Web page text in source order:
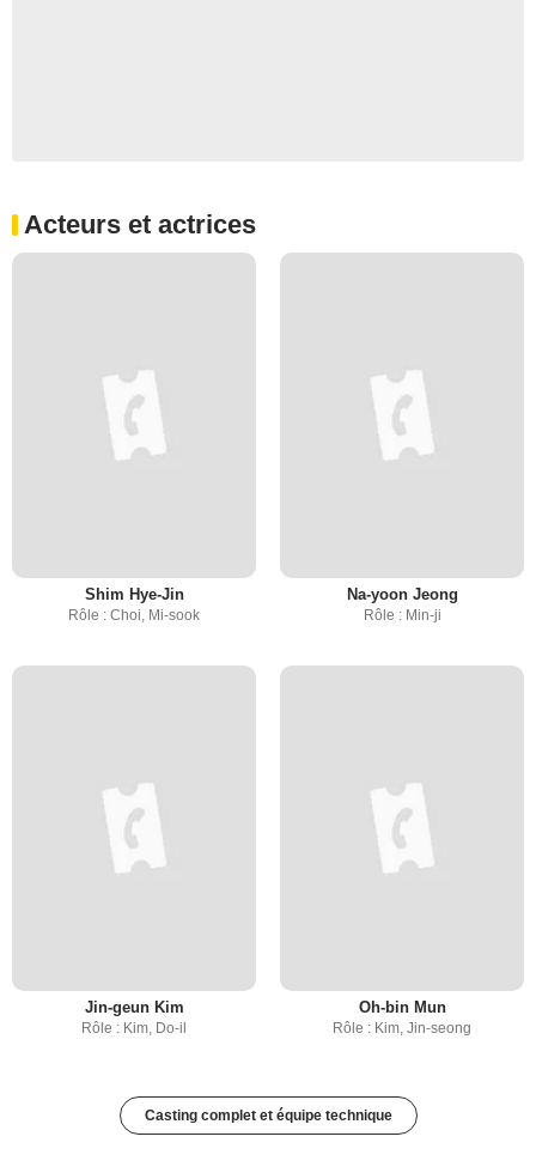
Acteurs et actrices
Shim Hye-Jin
Rôle : Choi, Mi-sook
Na-yoon Jeong
Rôle : Min-ji
Jin-geun Kim
Rôle : Kim, Do-il
Oh-bin Mun
Rôle : Kim, Jin-seong
Casting complet et équipe technique